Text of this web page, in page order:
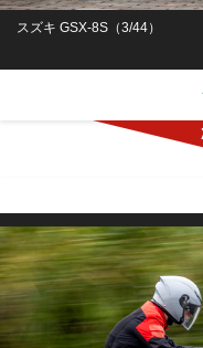
スズキ GSX-8S（3/44）